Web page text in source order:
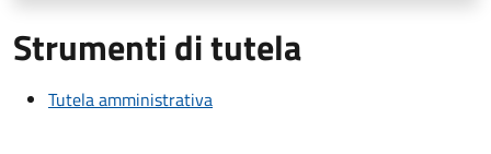
Strumenti di tutela
Tutela amministrativa